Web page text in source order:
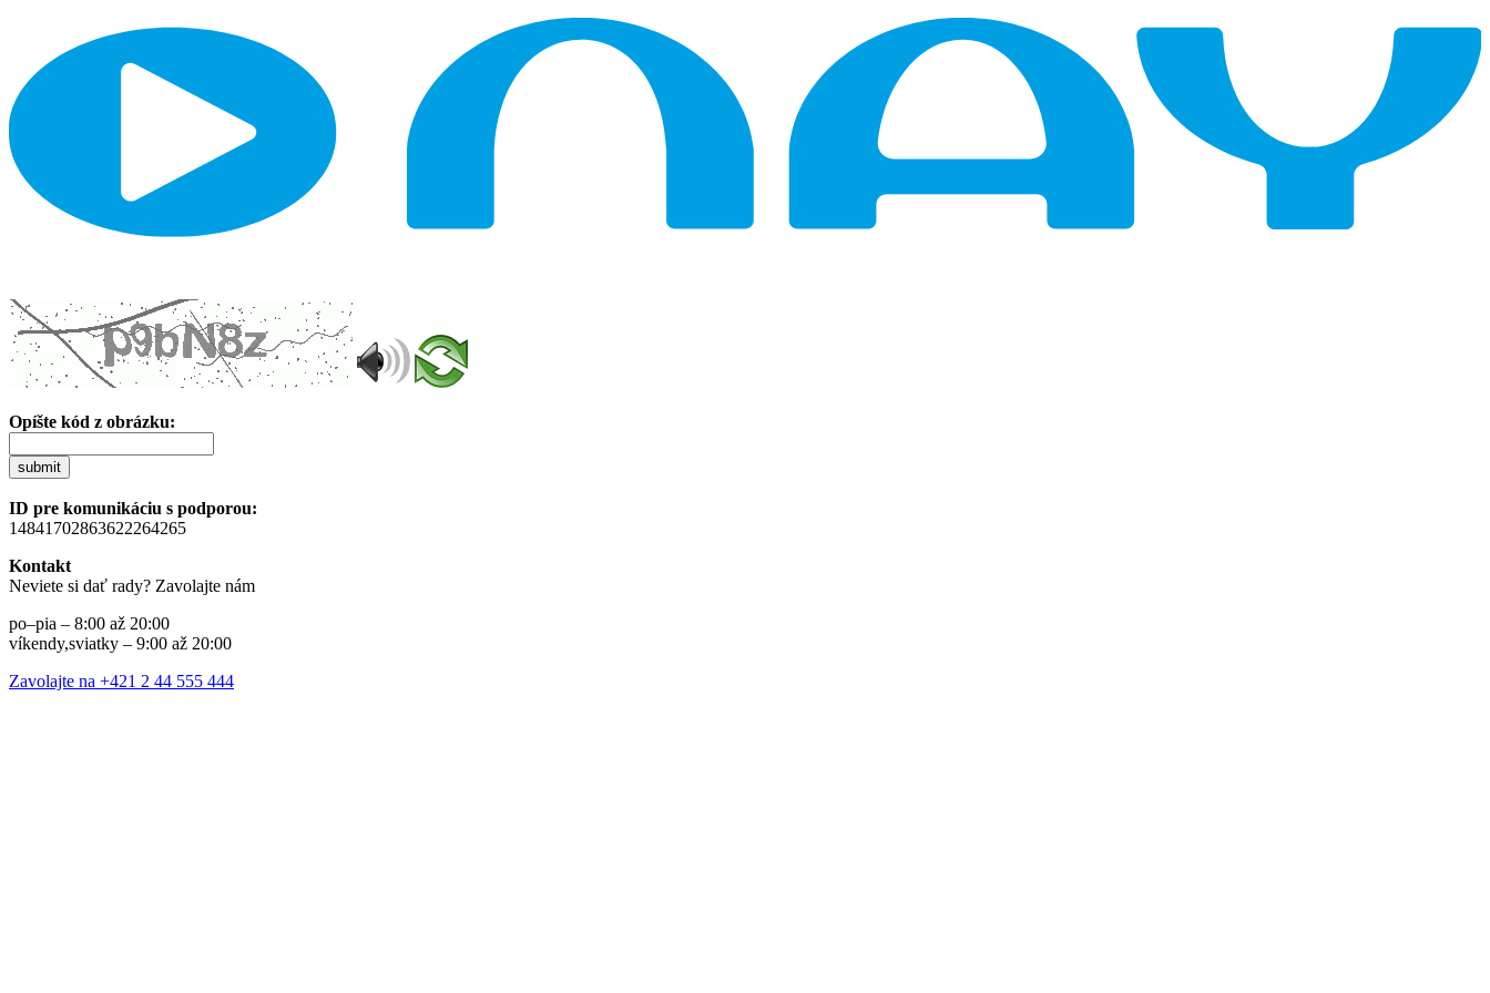
Opíšte kód z obrázku:
submit
ID pre komunikáciu s podporou:
14841702863622264265
Kontakt
Neviete si dať rady? Zavolajte nám
po–pia – 8:00 až 20:00
víkendy,sviatky – 9:00 až 20:00
Zavolajte na +421 2 44 555 444